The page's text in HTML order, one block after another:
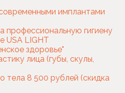
имплантами
профессиональную гигиену
USA LIGHT
здоровье"
лица (губы, скулы,
тела 8 500 рублей (скидка